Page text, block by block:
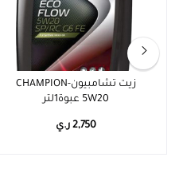
زيت تشامبيون-CHAMPION
5W20 عبوة1لتر
2,750 ر.ي